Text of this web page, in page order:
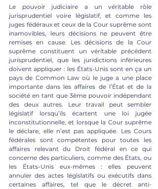
Le pouvoir judiciaire a un véritable rôle
jurisprudentiel voire législatif, et comme les
juges fédéraux et ceux de la Cour suprême sont
inamovibles, leurs décisions ne peuvent être
remises en cause. Les décisions de la Cour
suprême constituent un véritable précédent
jurisprudentiel, que les juridictions inférieures
doivent appliquer : les États-Unis sont en ça un
pays de Common Law où le juge a une place
importante dans les affaires de l’État et de la
société en tant que 3ème pouvoir indépendant
des deux autres. Leur travail peut sembler
législatif lorsqu’ils écartent une loi jugée
inconstitutionnelle, et lorsque la Cour suprême
le déclare, elle n’est pas appliquée. Les Cours
fédérales sont compétentes pour toutes les
affaires relevant du Droit fédéral en ce qui
concerne des particuliers, comme des États, ou
les États-Unis eux-mêmes : elles peuvent
annuler des actes législatifs ou exécutifs dans
certaines affaires, tel que le décret anti-